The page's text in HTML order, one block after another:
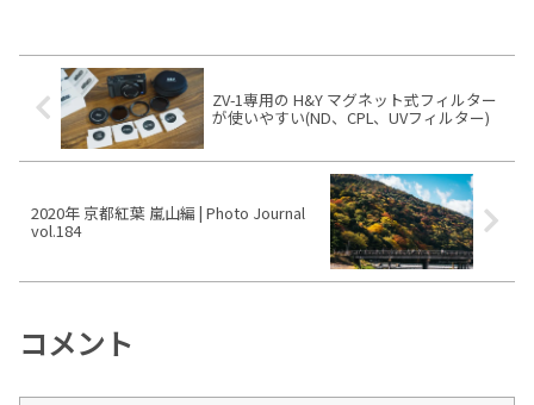
【動画の目次】 00:0
ZV-1専用の H&Y マグネット式フィルター
が使いやすい(ND、CPL、UVフィルター)
2020年 京都紅葉 嵐山編 | Photo Journal
vol.184
コメント